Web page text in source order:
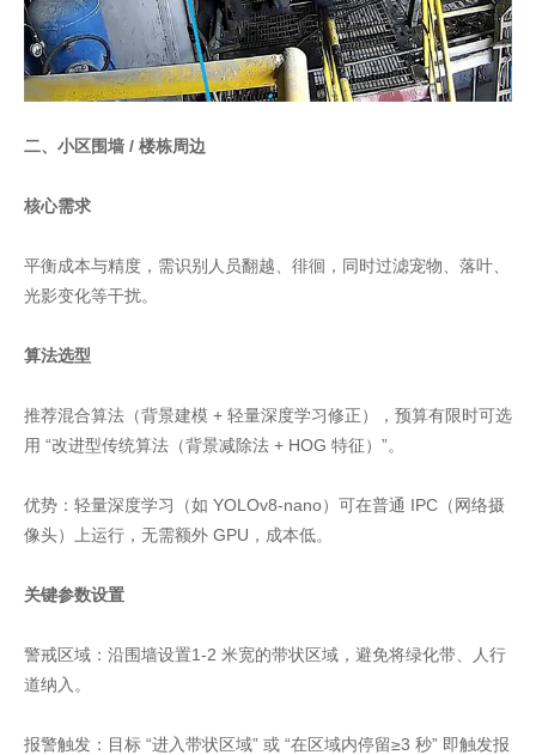
二、小区围墙 / 楼栋周边
核心需求
平衡成本与精度，需识别人员翻越、徘徊，同时过滤宠物、落叶、
光影变化等干扰。
算法选型
推荐混合算法（背景建模 + 轻量深度学习修正），预算有限时可选
用 “改进型传统算法（背景减除法 + HOG 特征）”。
优势：轻量深度学习（如 YOLOv8-nano）可在普通 IPC（网络摄
像头）上运行，无需额外 GPU，成本低。
关键参数设置
警戒区域：沿围墙设置1-2 米宽的带状区域，避免将绿化带、人行
道纳入。
报警触发：目标 “进入带状区域” 或 “在区域内停留≥3 秒” 即触发报